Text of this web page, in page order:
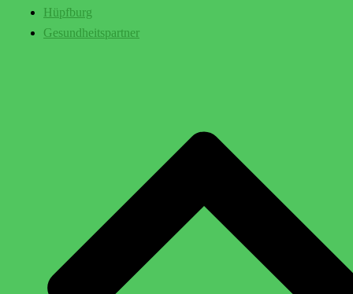
Hüpfburg
Gesundheitspartner